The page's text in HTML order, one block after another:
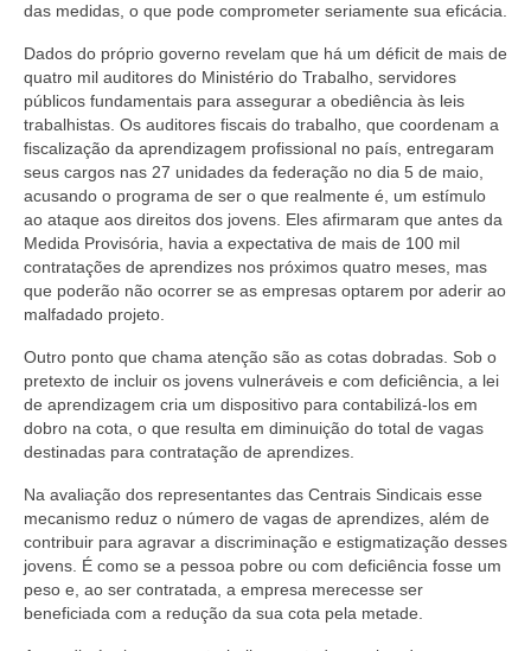
das medidas, o que pode comprometer seriamente sua eficácia.
Dados do próprio governo revelam que há um déficit de mais de
quatro mil auditores do Ministério do Trabalho, servidores
públicos fundamentais para assegurar a obediência às leis
trabalhistas. Os auditores fiscais do trabalho, que coordenam a
fiscalização da aprendizagem profissional no país, entregaram
seus cargos nas 27 unidades da federação no dia 5 de maio,
acusando o programa de ser o que realmente é, um estímulo
ao ataque aos direitos dos jovens. Eles afirmaram que antes da
Medida Provisória, havia a expectativa de mais de 100 mil
contratações de aprendizes nos próximos quatro meses, mas
que poderão não ocorrer se as empresas optarem por aderir ao
malfadado projeto.
Outro ponto que chama atenção são as cotas dobradas. Sob o
pretexto de incluir os jovens vulneráveis e com deficiência, a lei
de aprendizagem cria um dispositivo para contabilizá-los em
dobro na cota, o que resulta em diminuição do total de vagas
destinadas para contratação de aprendizes.
Na avaliação dos representantes das Centrais Sindicais esse
mecanismo reduz o número de vagas de aprendizes, além de
contribuir para agravar a discriminação e estigmatização desses
jovens. É como se a pessoa pobre ou com deficiência fosse um
peso e, ao ser contratada, a empresa merecesse ser
beneficiada com a redução da sua cota pela metade.